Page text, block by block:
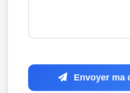
Envoyer ma